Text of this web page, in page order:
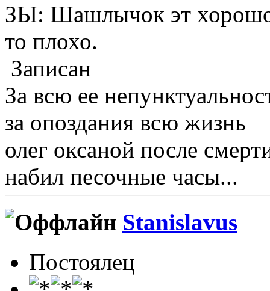
ЗЫ: Шашлычок эт хорошо,
то плохо.
Записан
За всю ее
за опоздания всю жизнь
олег оксаной после
набил песочные часы...
Stanislavus
Постоялец